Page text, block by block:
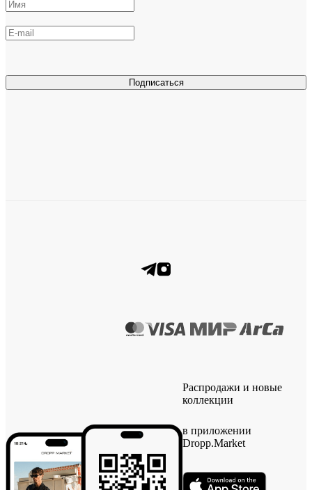
Подписаться
Распродажи и новые
коллекции
в приложении
Dropp.Market